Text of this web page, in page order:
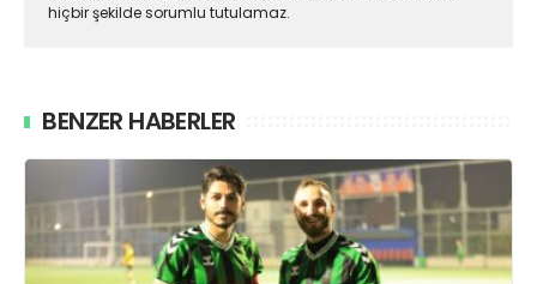
hiçbir şekilde sorumlu tutulamaz.
BENZER HABERLER